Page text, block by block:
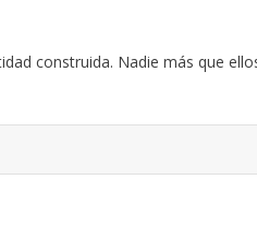
construida. Nadie más que